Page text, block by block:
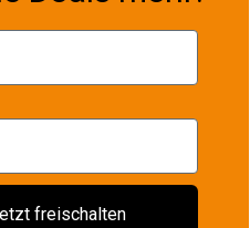
freischalten